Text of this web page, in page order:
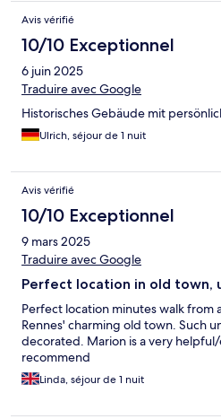
Avis vérifié
10/10 Exceptionnel
6 juin 2025
Traduire avec Google
Historisches Gebäude mit
Ulrich, séjour de 1 nuit
Avis vérifié
10/10 Exceptionnel
9 mars 2025
Traduire avec Google
Perfect location in old town,
Perfect location minutes walk from
Rennes' charming old town. Such
decorated. Marion is a very
recommend
Linda, séjour de 1 nuit